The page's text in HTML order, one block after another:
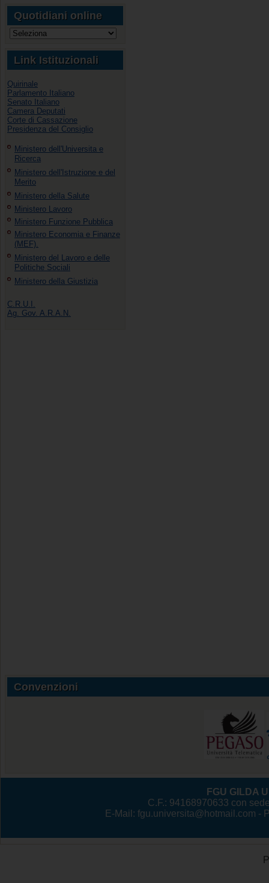
Quotidiani online
Link Istituzionali
Quirinale
Parlamento Italiano
Senato Italiano
Camera Deputati
Corte di Cassazione
Presidenza del Consiglio
Ministero dell'Universita e
Ricerca
Ministero dell'Istruzione e del
Merito
Ministero della Salute
Ministero Lavoro
Ministero Funzione Pubblica
Ministero Economia e Finanze
(MEF).
Ministero del Lavoro e delle
Politiche Sociali
Ministero della Giustizia
C.R.U.I.
Ag. Gov. A.R.A.N.
Convenzioni
FGU GILDA
C.F.: 94168970633 con
E-Mail: fgu.universita@hotmail.com -